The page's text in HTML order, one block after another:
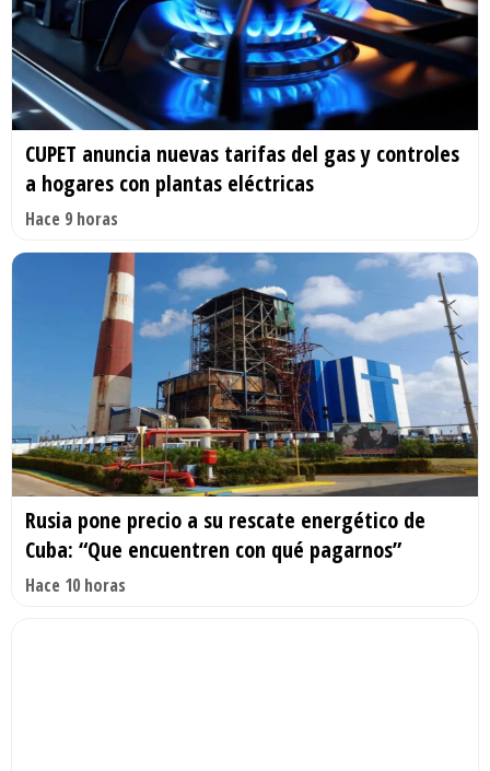
CUPET anuncia nuevas tarifas del gas y controles
a hogares con plantas eléctricas
Hace 9 horas
Rusia pone precio a su rescate energético de
Cuba: “Que encuentren con qué pagarnos”
Hace 10 horas